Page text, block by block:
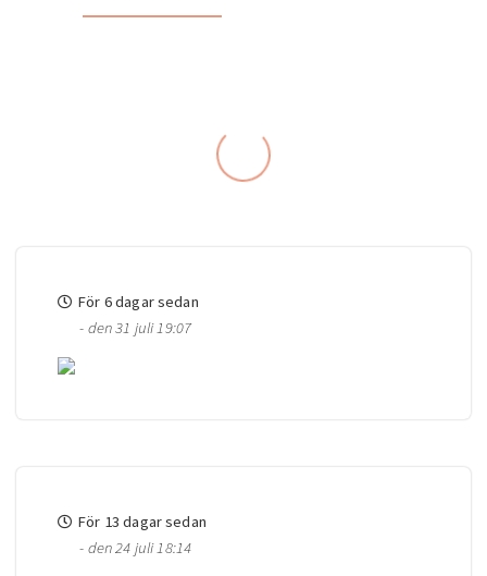
För 6 dagar sedan
- den 31 juli 19:07
För 13 dagar sedan
- den 24 juli 18:14